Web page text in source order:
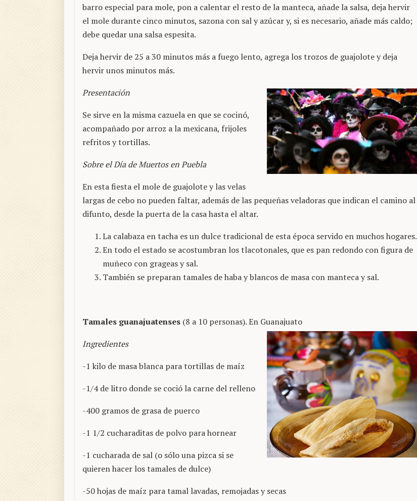
barro especial para mole, pon a calentar el resto de la manteca, añade la salsa, deja hervir
el mole durante cinco minutos, sazona con sal y azúcar y, si es necesario, añade más caldo;
debe quedar una salsa espesita.
Deja hervir de 25 a 30 minutos más a fuego lento, agrega los trozos de guajolote y deja
hervir unos minutos más.
Presentación
Se sirve en la misma cazuela en que se cocinó,
acompañado por arroz a la mexicana, frijoles
refritos y tortillas.
Sobre el Día de Muertos en Puebla
En esta fiesta el mole de guajolote y las velas
largas de cebo no pueden faltar, además de las pequeñas veladoras que indican el camino al
difunto, desde la puerta de la casa hasta el altar.
La calabaza en tacha es un dulce tradicional de esta época servido en muchos hogares.
En todo el estado se acostumbran los tlacotonales, que es pan redondo con figura de
muñeco con grageas y sal.
También se preparan tamales de haba y blancos de masa con manteca y sal.
Tamales guanajuatenses (8 a 10 personas). En Guanajuato
Ingredientes
-1 kilo de masa blanca para tortillas de maíz
-1/4 de litro donde se coció la carne del relleno
-400 gramos de grasa de puerco
-1 1/2 cucharaditas de polvo para hornear
-1 cucharada de sal (o sólo una pizca si se
quieren hacer los tamales de dulce)
-50 hojas de maíz para tamal lavadas, remojadas y secas